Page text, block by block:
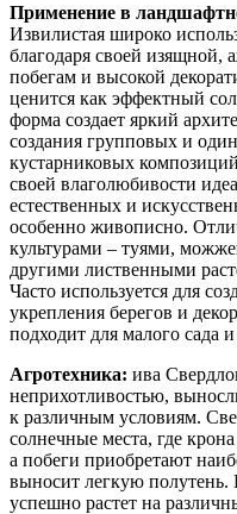
Применение в
Извилистая широко
благодаря своей изящной,
побегам и высокой
ценится как эффектный
форма создает яркий
создания групповых и
кустарниковых
своей влаголюбивости
естественных и
особенно живописно.
культурами – туями,
другими лиственными
Часто используется для
укрепления берегов и
подходит для малого сада
Агротехника: ива
неприхотливостью,
к различным условиям.
солнечные места, где
а побеги приобретают
выносит легкую полутень.
успешно растет на